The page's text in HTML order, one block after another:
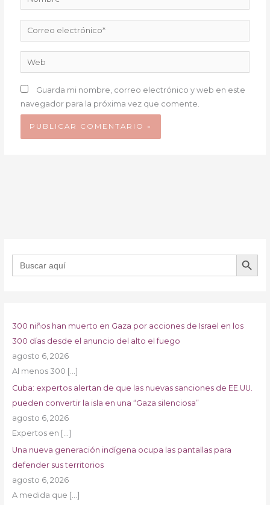
Correo
electrónico*
Web
Guarda mi nombre, correo electrónico y web en este
navegador para la próxima vez que comente.
Buscar: BOTÓN DE
300 niños han muerto en Gaza por acciones de Israel en los
300 días desde el anuncio del alto el fuego
agosto 6, 2026
Al menos 300 […]
Cuba: expertos alertan de que las nuevas sanciones de EE.UU.
pueden convertir la isla en una “Gaza silenciosa”
agosto 6, 2026
Expertos en […]
Una nueva generación indígena ocupa las pantallas para
defender sus territorios
agosto 6, 2026
A medida que […]